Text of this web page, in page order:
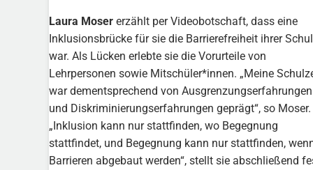
Laura Mosererzählt per Videobotschaft, dass eine
Inklusionsbrücke für sie die Barrierefreiheit ihrer
war. Als Lücken erlebte sie die Vorurteile von
Lehrpersonen sowie Mitschüler*innen. „Meine
war dementsprechend von Ausgrenzungserfahrungen
und Diskriminierungserfahrungen geprägt“, so Moser.
„Inklusion kann nur stattfinden, wo Begegnung
stattfindet, und Begegnung kann nur stattfinden,
Barrieren abgebaut werden“, stellt sie abschließend